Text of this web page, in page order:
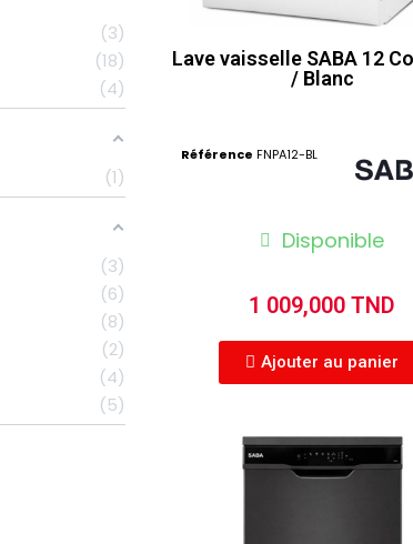
3
18
4
1
3
6
8
2
4
5
Lave vaisselle SABA 12
/ Blanc
Référence FNPA12-BL
Disponible
1 009,000 TND
Ajouter au panier